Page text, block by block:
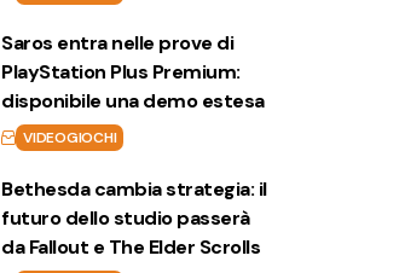
Saros entra nelle prove di
PlayStation Plus Premium:
disponibile una demo estesa
VIDEOGIOCHI
Bethesda cambia strategia: il
futuro dello studio passerà
da Fallout e The Elder Scrolls